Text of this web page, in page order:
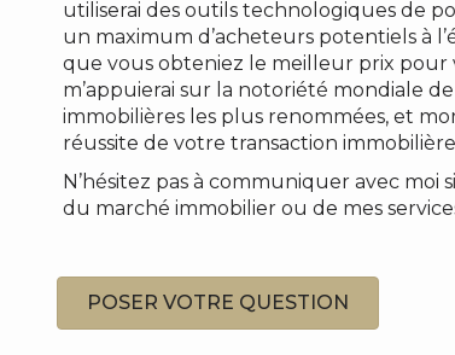
utiliserai des outils technologiques de
un maximum d’acheteurs potentiels à
que vous obteniez le meilleur prix pour
m’appuierai sur la notoriété mondiale de
immobilières les plus renommées, et
réussite de votre transaction
N’hésitez pas à communiquer avec moi
du marché immobilier ou de mes
POSER VOTRE QUESTION